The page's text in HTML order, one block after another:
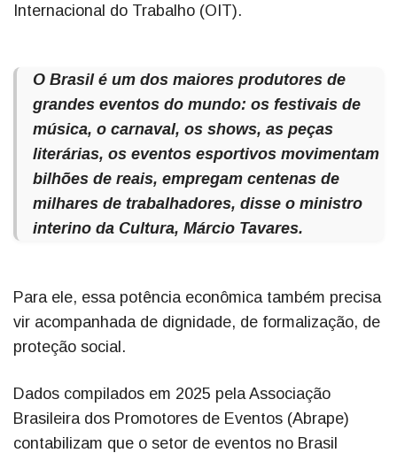
Internacional do Trabalho (OIT).
O Brasil é um dos maiores produtores de
grandes eventos do mundo: os festivais de
música, o carnaval, os shows, as peças
literárias, os eventos esportivos movimentam
bilhões de reais, empregam centenas de
milhares de trabalhadores, disse o ministro
interino da Cultura, Márcio Tavares.
Para ele, essa potência econômica também precisa
vir acompanhada de dignidade, de formalização, de
proteção social.
Dados compilados em 2025 pela Associação
Brasileira dos Promotores de Eventos (Abrape)
contabilizam que o setor de eventos no Brasil